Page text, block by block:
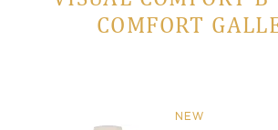
COMFORT
NEW